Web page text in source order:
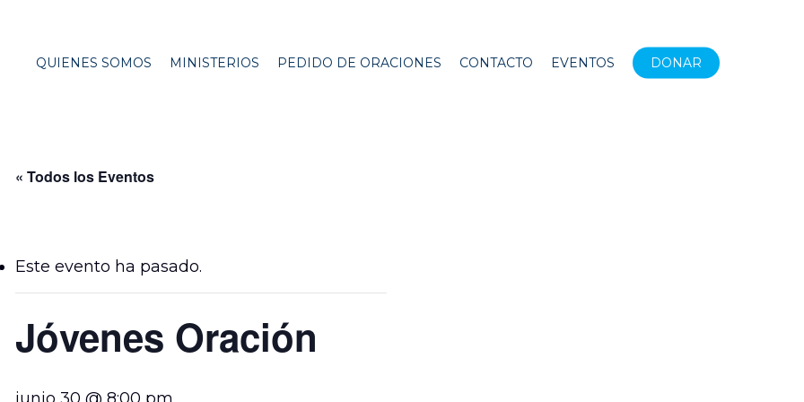
QUIENES SOMOS MINISTERIOS PEDIDO DE ORACIONES CONTACTO EVENTOS DONAR
« Todos los Eventos
Este evento ha pasado.
Jóvenes Oración